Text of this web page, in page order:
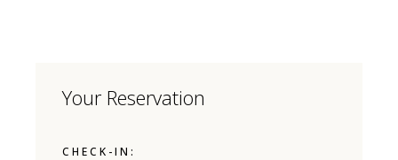
Your Reservation
CHECK-IN: